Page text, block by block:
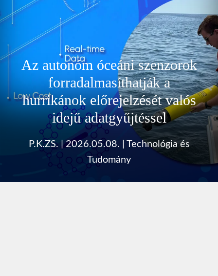
Az autonóm óceáni szenzorok
forradalmasíthatják a
hurrikánok előrejelzését valós
idejű adatgyűjtéssel
P.K.ZS. |2026.05.08.
Technológia és
Tudomány